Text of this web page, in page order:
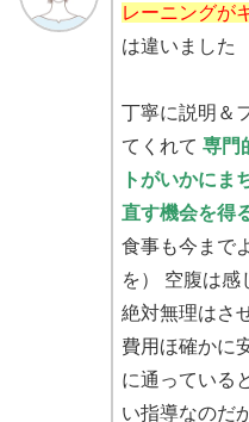
レーニングが
は違いました
丁寧に説明＆
てくれて 専門
トがいかにま
直す機会を得
食事も今まで
を） 空腹は感
絶対無理はさ
費用ほ確かに
に通っている
い指導なのだ